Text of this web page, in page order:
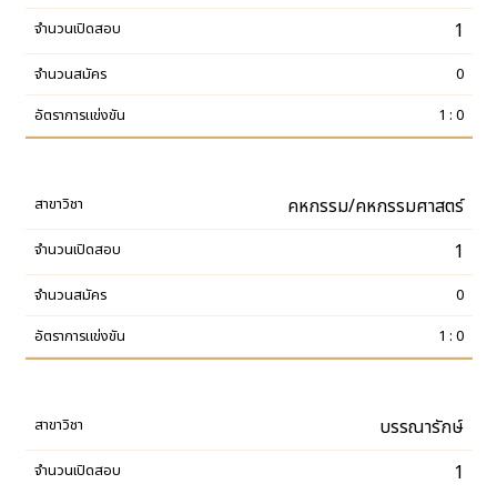
1
0
1 : 0
คหกรรม/คหกรรมศาสตร์
1
0
1 : 0
บรรณารักษ์
1